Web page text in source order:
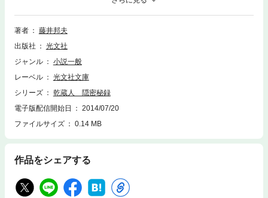
飛び交う謀略も浮上してきた。読本の中身とはどんな内容なのか、そして
衝撃の真相とは――。情に厚い無外流の達人、乾蔵人が活躍する人気シリ
ーズ第6弾。
著者
藤井邦夫
出版社
光文社
ジャンル
小説一般
レーベル
光文社文庫
シリーズ
乾蔵人 隠密秘録
電子版配信開始日
2014/07/20
ファイルサイズ
0.14 MB
作品をシェアする